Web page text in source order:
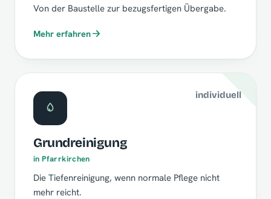
Von der Baustelle zur bezugsfertigen Übergabe.
Mehr erfahren
individuell
Grundreinigung
in Pfarrkirchen
Die Tiefenreinigung, wenn normale Pflege nicht
mehr reicht.